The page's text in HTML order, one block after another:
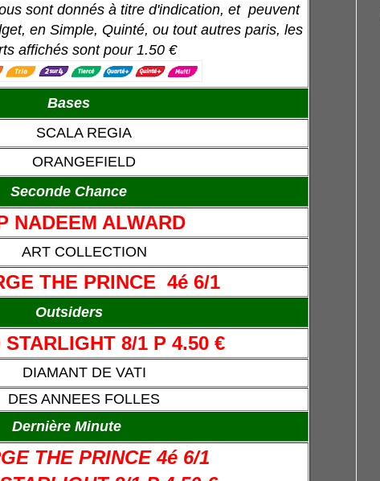
sont donnés à titre d'indication, et peuvent
en Simple, Quinté, ou tout autres paris, les
affichés sont pour 1.50 €
Bases
SCALA REGIA
ORANGEFIELD
Seconde Chance
NADEEM ALWARD
ART COLLECTION
THE PRINCE 4é 6/1
Outsiders
STARLIGHT 8/1 P 4.50 €
DIAMANT DE VATI
DES ANNEES FOLLES
Dernière Minute
THE PRINCE 4é 6/1